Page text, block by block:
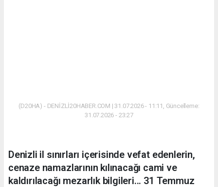
(D20HA) - DENİZLİ20HABER.COM | 31.07.2026 - 11:11, Güncelleme:
31.07.2026 - 23:27
Denizli il sınırları içerisinde vefat edenlerin,
cenaze namazlarının kılınacağı cami ve
kaldırılacağı mezarlık bilgileri... 31 Temmuz